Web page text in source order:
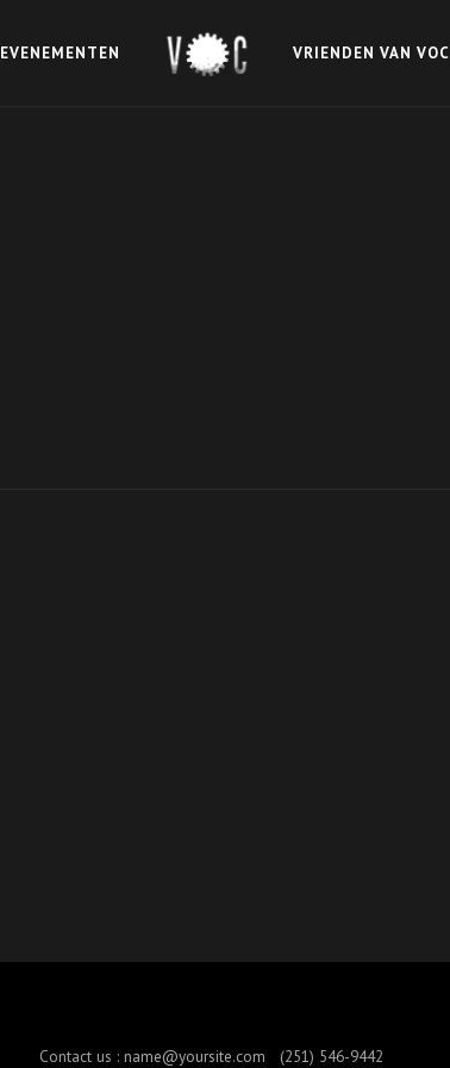
EVENEMENTEN VRIENDEN VAN VOC
Contact us : name@yoursite.com (251) 546-9442